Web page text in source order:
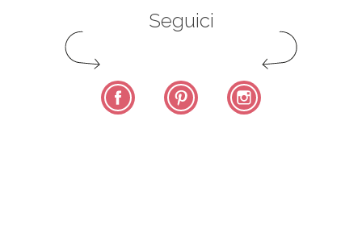
Seguici
Facebook Pinterest